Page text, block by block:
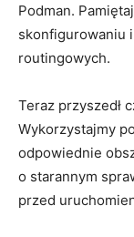
Podman.⁤
skonfigurowaniu
routingowych.
Teraz przyszedł
Wykorzystajmy
odpowiednie
o‍ starannym
przed‍